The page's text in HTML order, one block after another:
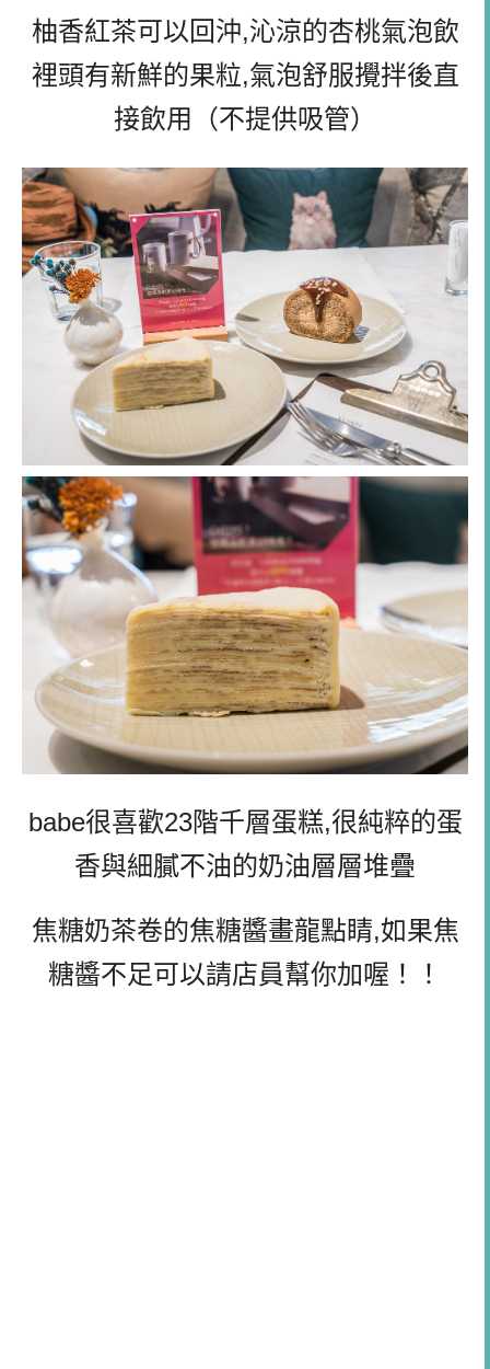
柚香紅茶可以回沖,沁涼的杏桃氣泡飲
裡頭有新鮮的果粒,氣泡舒服攪拌後直
接飲用（不提供吸管）
babe很喜歡23階千層蛋糕,很純粹的蛋
香與細膩不油的奶油層層堆疊
焦糖奶茶卷的焦糖醬畫龍點睛,如果焦
糖醬不足可以請店員幫你加喔！！